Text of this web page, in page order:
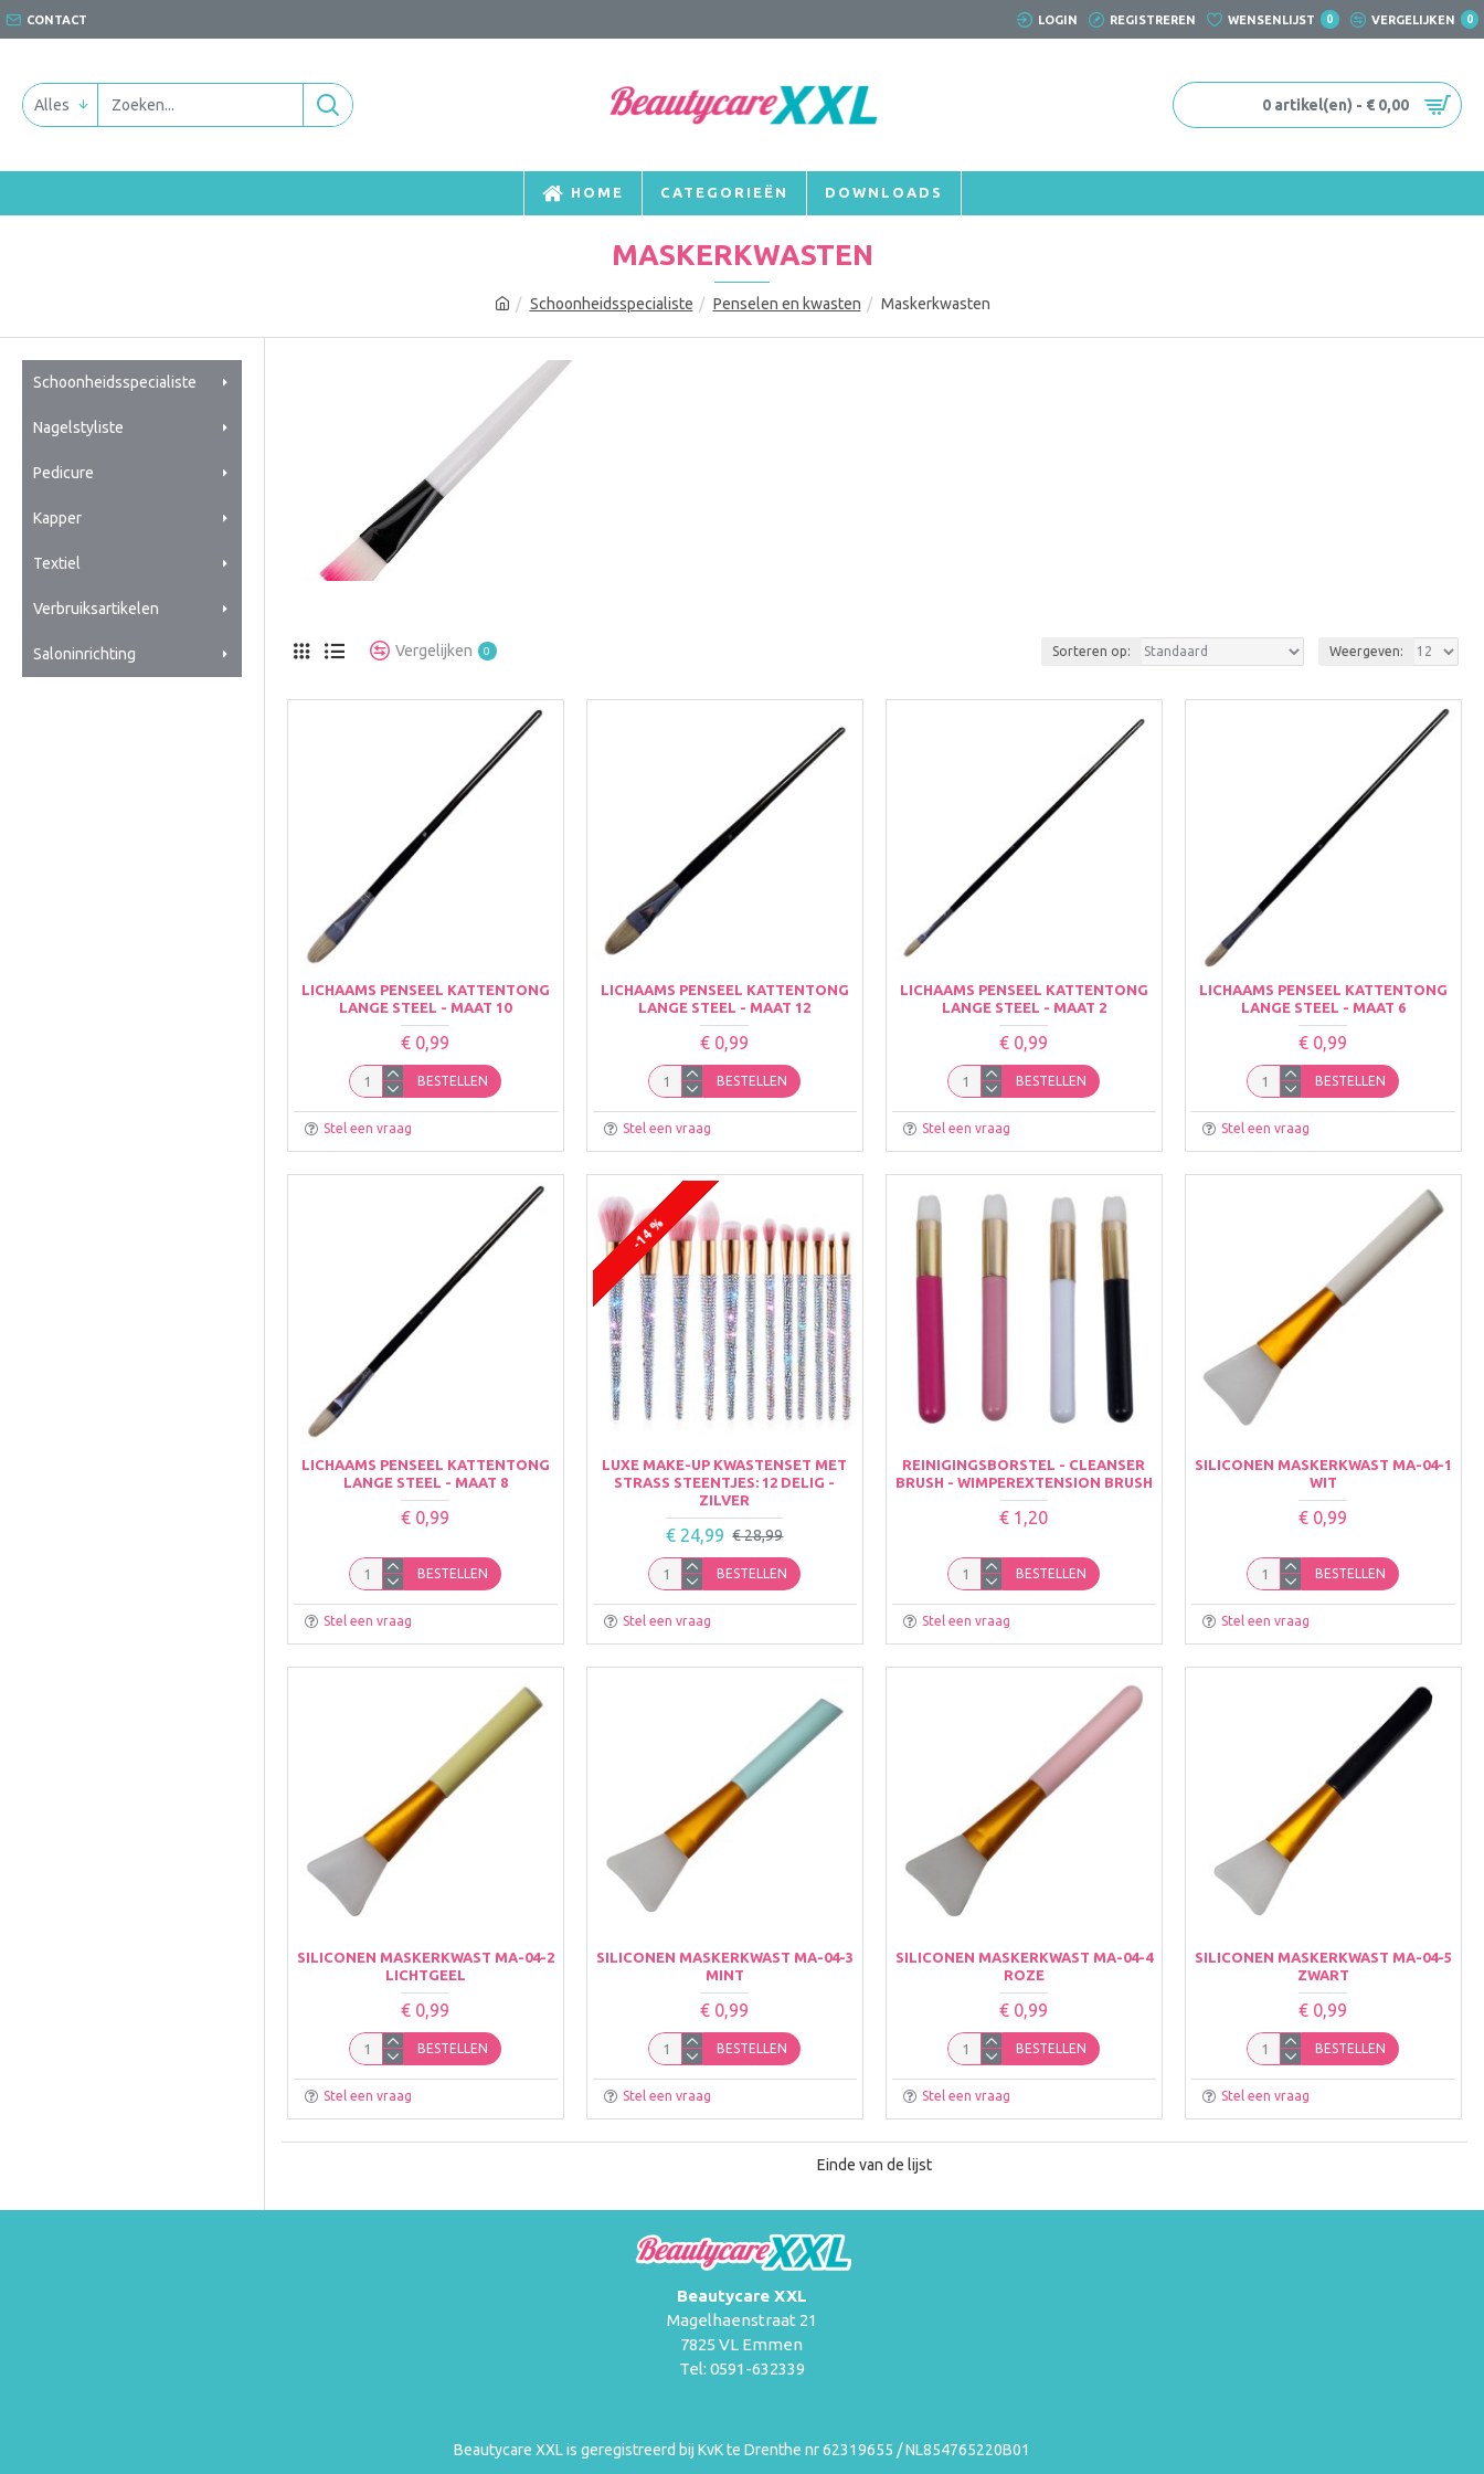
CONTACT LOGIN REGISTREREN WENSENLIJST 0 VERGELIJKEN 0
Alles 0 artikel(en) - € 0,00
HOME CATEGORIEËN DOWNLOADS
Schoonheidsspecialiste Penselen en kwasten Maskerkwasten
MASKERKWASTEN
Schoonheidsspecialiste
Nagelstyliste
Pedicure
Kapper
Textiel
Verbruiksartikelen
Saloninrichting Vergelijken 0 Sorteren op: Weergeven:
LICHAAMS PENSEEL KATTENTONG
LANGE STEEL - MAAT 10
€ 0,99
BESTELLEN
Stel een vraag
LICHAAMS PENSEEL KATTENTONG
LANGE STEEL - MAAT 12
€ 0,99
BESTELLEN
Stel een vraag
LICHAAMS PENSEEL KATTENTONG
LANGE STEEL - MAAT 2
€ 0,99
BESTELLEN
Stel een vraag
LICHAAMS PENSEEL KATTENTONG
LANGE STEEL - MAAT 6
€ 0,99
BESTELLEN
Stel een vraag
LICHAAMS PENSEEL KATTENTONG
LANGE STEEL - MAAT 8
€ 0,99
BESTELLEN
Stel een vraag
-14 %
LUXE MAKE-UP KWASTENSET MET
STRASS STEENTJES: 12 DELIG -
ZILVER
€ 24,99 € 28,99
BESTELLEN
Stel een vraag
REINIGINGSBORSTEL - CLEANSER
BRUSH - WIMPEREXTENSION BRUSH
€ 1,20
BESTELLEN
Stel een vraag
SILICONEN MASKERKWAST MA-04-1
WIT
€ 0,99
BESTELLEN
Stel een vraag
SILICONEN MASKERKWAST MA-04-2
LICHTGEEL
€ 0,99
BESTELLEN
Stel een vraag
SILICONEN MASKERKWAST MA-04-3
MINT
€ 0,99
BESTELLEN
Stel een vraag
SILICONEN MASKERKWAST MA-04-4
ROZE
€ 0,99
BESTELLEN
Stel een vraag
SILICONEN MASKERKWAST MA-04-5
ZWART
€ 0,99
BESTELLEN
Stel een vraag
Einde van de lijst
Beautycare XXL
Magelhaenstraat 21
7825 VL Emmen
Tel: 0591-632339
Beautycare XXL is geregistreerd bij KvK te Drenthe nr 62319655 / NL854765220B01